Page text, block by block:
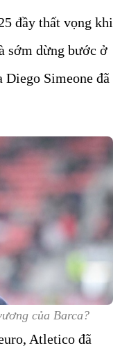
đầy thất vọng khi
sớm dừng bước ở
Diego Simeone đã
của Barca?
Atletico đã